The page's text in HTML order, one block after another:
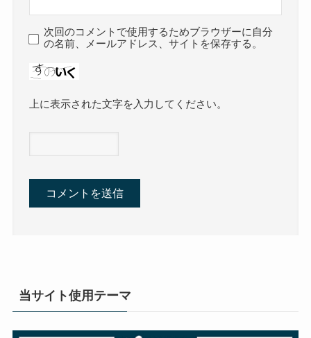
次回のコメントで使用するためブラウザーに自分
の名前、メールアドレス、サイトを保存する。
上に表示された文字を入力してください。
当サイト使用テーマ